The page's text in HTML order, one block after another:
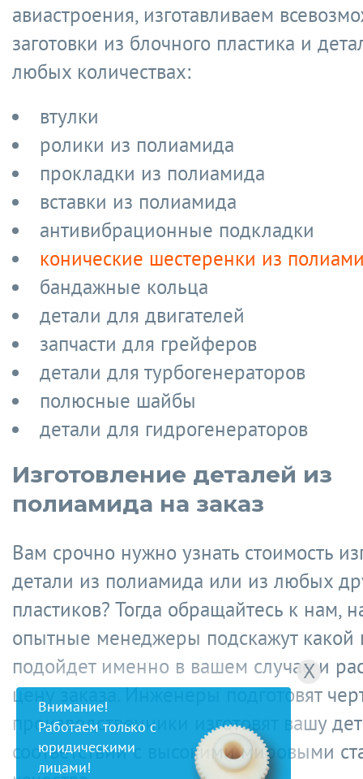
авиастроения, изготавливаем
заготовки из блочного пластика и
любых количествах:
втулки
ролики из полиамида
прокладки из полиамида
вставки из полиамида
антивибрационные подкладки
конические шестеренки из
бандажные кольца
детали для двигателей
запчасти для грейферов
детали для турбогенераторов
полюсные шайбы
детали для гидрогенераторов
Изготовление деталей из
полиамида на заказ
Вам срочно нужно узнать стоимость
детали из полиамида или из любых
пластиков? Тогда обращайтесь к нам,
опытные менеджеры подскажут какой
подойдет именно в вашем случае и
цену заказа. Инженеры подготовят
производственники изготовят вашу
соответствии с высокими мировыми
X
Внимание!
Работаем только с
юридическими
лицами!